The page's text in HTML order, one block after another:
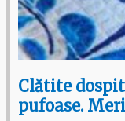
Clătite
pufoase.